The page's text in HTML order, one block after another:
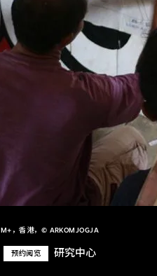
M+，香港，© ARKOMJOGJA
预约阅览 研究中心